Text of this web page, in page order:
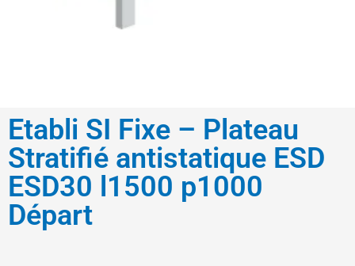
Etabli SI Fixe – Plateau
Stratifié antistatique ESD
ESD30 l1500 p1000
Départ